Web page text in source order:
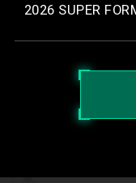
2026 SUPER